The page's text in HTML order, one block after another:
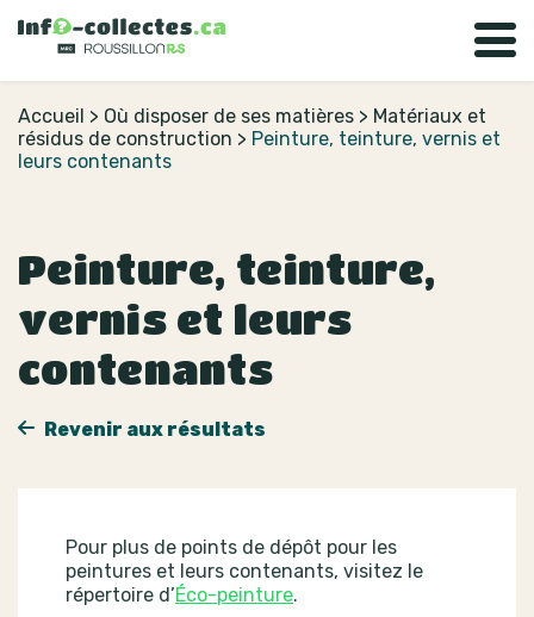
Accueil > Où disposer de ses matières > Matériaux et
résidus de construction > Peinture, teinture, vernis et
leurs contenants
Peinture, teinture,
vernis et leurs
contenants
Revenir aux résultats
Pour plus de points de dépôt pour les
peintures et leurs contenants, visitez le
répertoire d’Éco-peinture.